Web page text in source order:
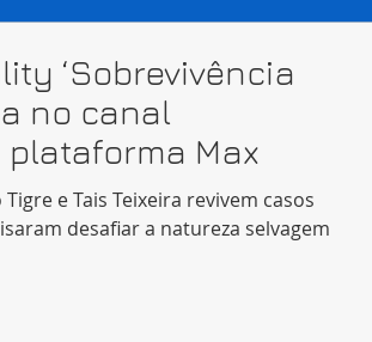
‘Sobrevivência
no canal
Max
e Tais Teixeira revivem casos
desafiar a natureza selvagem